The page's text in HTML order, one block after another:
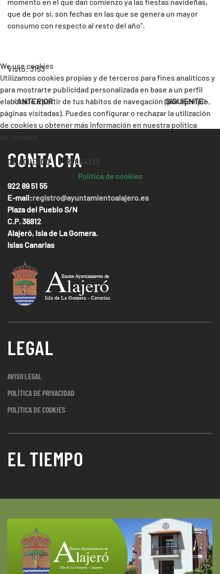
que de por sí, son fechas en las que se genera un mayor
consumo con respecto al resto del año”.
Visto: 3153
ANTERIOR SIGUIENTE
CONTACTA
922 89 51 55
E-mail:registro@ayuntamientoalajero.es
Plaza del Pueblo S/N
C.P. 38812
Alajeró, Isla de La Gomera.
Islas Canarias
LEGAL
AVISO LEGAL
POLÍTICA DE PRIVACIDAD
POLÍTICA DE COOKIES
EL TIEMPO
We use cookies
Utilizamos cookies propias y de terceros para fines analíticos y
para mostrarte publicidad personalizada en base a un perfil
elaborado a partir de tus hábitos de navegación (por ejemplo,
páginas visitadas). Puedes configurar o rechazar la utilización
de cookies u obtener más información en nuestra política
DE ACUERDO RECHAZAR
Política de cookies